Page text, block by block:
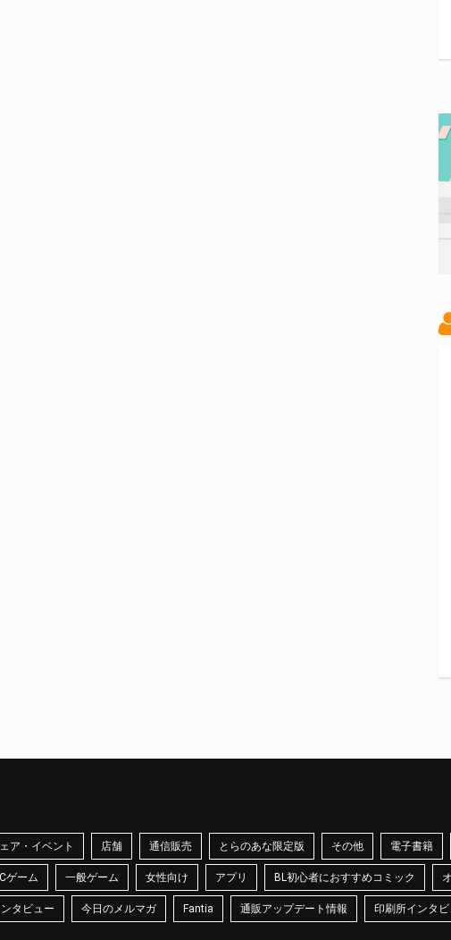
ア・イベント 店舗 通信販売 とらのあな限定版 その他 電子書籍
ゲーム 一般ゲーム 女性向け アプリ BL初心者におすすめコミック
タビュー 今日のメルマガ Fantia 通販アップデート情報 印刷所インタ